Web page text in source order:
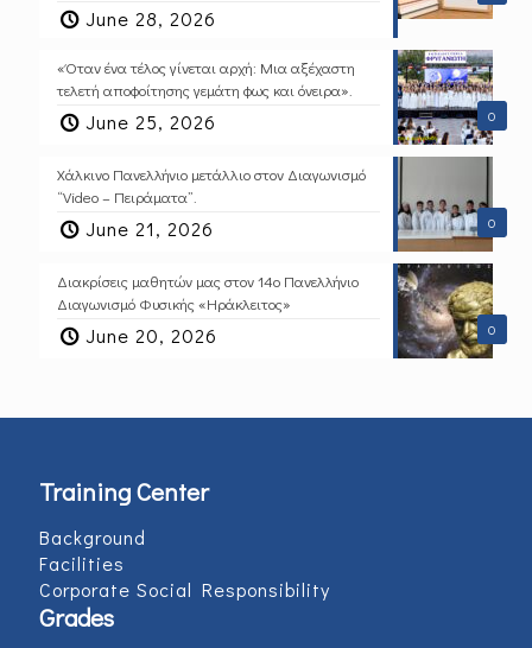
June 28, 2026
0
«Όταν ένα τέλος γίνεται αρχή: Μια αξέχαστη
τελετή αποφοίτησης γεμάτη φως και όνειρα».
June 25, 2026
0
Χάλκινο Πανελλήνιο μετάλλιο στον Διαγωνισμό
“Video – Πειράματα”.
June 21, 2026
0
Διακρίσεις μαθητών μας στον 14ο Πανελλήνιο
Διαγωνισμό Φυσικής «Ηράκλειτος»
June 20, 2026
Training Center
Background
Facilities
Corporate Social Responsibility
Grades